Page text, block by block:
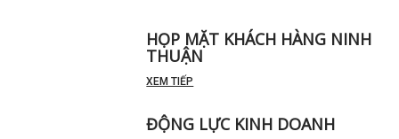
HỌP MẶT KHÁCH HÀNG NINH
XEM TIẾP